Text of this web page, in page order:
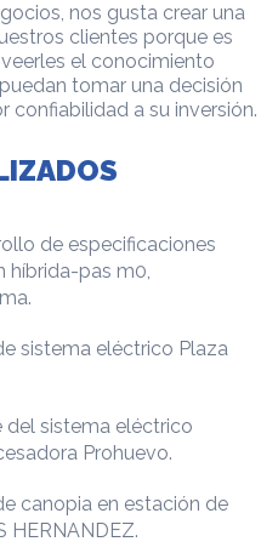
nos gusta crear una
clientes porque es
el conocimiento
tomar una decisión
confiabilidad a su inversión.
de especificaciones
híbrida-pas m0,
sistema eléctrico Plaza
sistema eléctrico
Prohuevo.
canopia en estación de
HERNANDEZ.